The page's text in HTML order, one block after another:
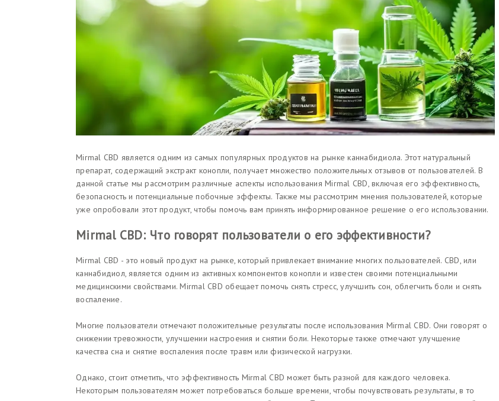
Mirmal CBD является одним из самых популярных продуктов на рынке каннабидиола. Этот натуральный
препарат, содержащий экстракт конопли, получает множество положительных отзывов от пользователей. В
данной статье мы рассмотрим различные аспекты использования Mirmal CBD, включая его эффективность,
безопасность и потенциальные побочные эффекты. Также мы рассмотрим мнения пользователей, которые
уже опробовали этот продукт, чтобы помочь вам принять информированное решение о его использовании.
Mirmal CBD: Что говорят пользователи о его эффективности?
Mirmal CBD - это новый продукт на рынке, который привлекает внимание многих пользователей. CBD, или
каннабидиол, является одним из активных компонентов конопли и известен своими потенциальными
медицинскими свойствами. Mirmal CBD обещает помочь снять стресс, улучшить сон, облегчить боли и снять
воспаление.
Многие пользователи отмечают положительные результаты после использования Mirmal CBD. Они говорят о
снижении тревожности, улучшении настроения и снятии боли. Некоторые также отмечают улучшение
качества сна и снятие воспаления после травм или физической нагрузки.
Однако, стоит отметить, что эффективность Mirmal CBD может быть разной для каждого человека.
Некоторым пользователям может потребоваться больше времени, чтобы почувствовать результаты, в то